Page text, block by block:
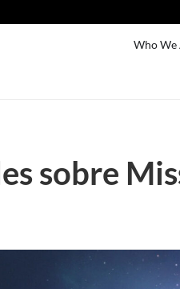
Who We
sobre